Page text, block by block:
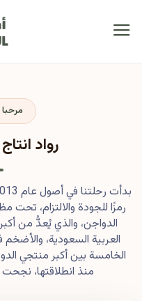
رواد
رمزًا للجودة والالتزام،
الدواجن، والذي يُعدُّ من
العربية السعودية، والأضخم
الخامسة بين أكبر منتجي
منذ انطلاقتها،